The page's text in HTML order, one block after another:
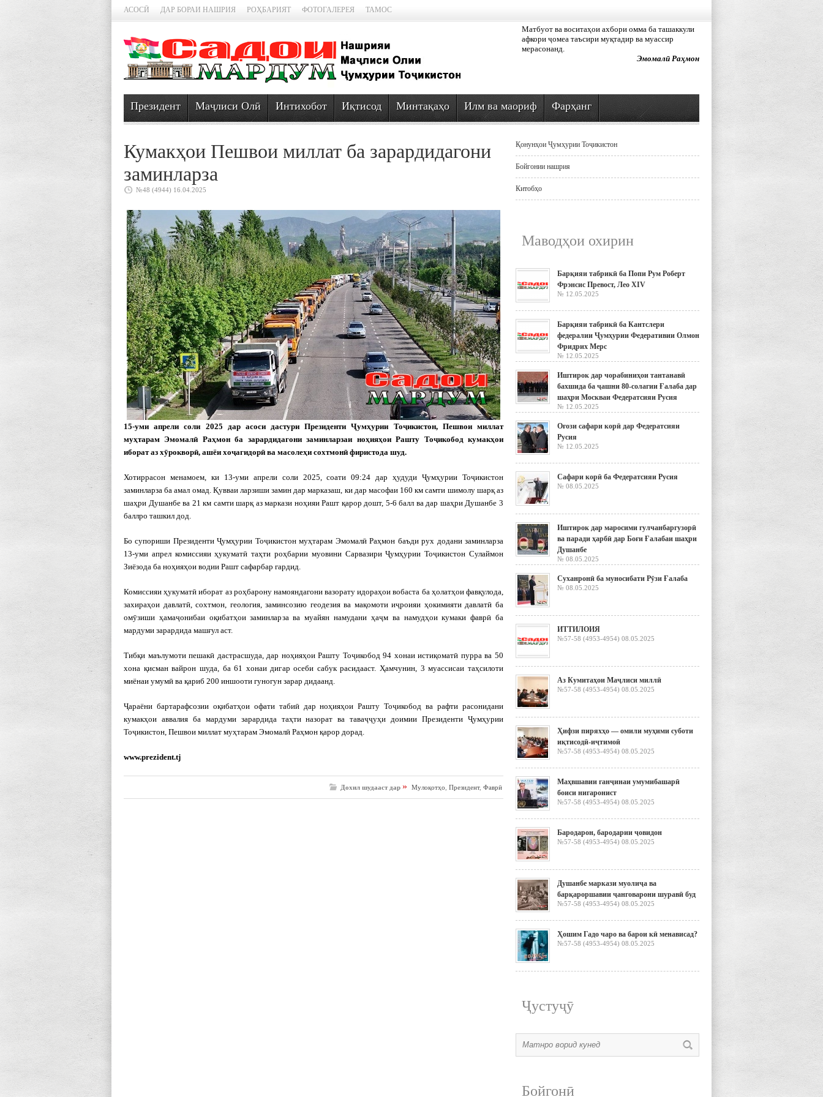
АСОСӢ ДАР БОРАИ НАШРИЯ РОҲБАРИЯТ ФОТОГАЛЕРЕЯ ТАМОС
Матбуот ва воситаҳои ахбори омма ба ташаккули
афкори ҷомеа таъсири муқтадир ва муассир
мерасонанд.
Эмомалӣ Раҳмон
Президент Маҷлиси Олӣ Интихобот Иқтисод Минтақаҳо Илм ва маориф Фарҳанг
Кумакҳои Пешвои миллат ба зарардидагони
заминларза
№48 (4944) 16.04.2025
15-уми апрели соли 2025 дар асоси дас­тури Президенти Ҷумҳурии Тоҷикистон, Пешвои миллат
муҳтарам Эмомалӣ Раҳмон ба зарардидагони заминларзаи ноҳияҳои Рашту Тоҷикобод кумакҳои
иборат аз хӯрокворӣ, ашёи хоҷагидорӣ ва масолеҳи сохтмонӣ фиристода шуд.
Хотиррасон менамоем, ки 13-уми апрели соли 2025, соати 09:24 дар ҳудуди Ҷумҳурии Тоҷикистон
заминларза ба амал омад. Қувваи ларзиши замин дар марказаш, ки дар масофаи 160 км самти шимолу шарқ аз
шаҳри Душанбе ва 21 км самти шарқ аз маркази ноҳияи Рашт қарор дошт, 5-6 балл ва дар шаҳри Душанбе 3
баллро ташкил дод.
Бо супориши Президенти Ҷумҳурии Тоҷикистон муҳтарам Эмомалӣ Раҳмон баъди рух додани заминларза
13-уми апрел комиссияи ҳукуматӣ таҳти роҳбарии муовини Сарвазири Ҷумҳурии Тоҷикистон Сулаймон
Зиёзода ба ноҳияҳои водии Рашт сафарбар гардид.
Комиссияи ҳукуматӣ иборат аз роҳбарону намояндагони вазорату идораҳои вобаста ба ҳолатҳои фавқулода,
захираҳои давлатӣ, сохтмон, геология, заминсозию геодезия ва мақомоти иҷроияи ҳокимияти давлатӣ ба
омӯзиши ҳамаҷонибаи оқибатҳои заминларза ва муайян намудани ҳаҷм ва намудҳои кумаки фаврӣ ба
мардуми зарардида машғул аст.
Тибқи маълумоти пешакӣ дастрасшуда, дар ноҳияҳои Рашту Тоҷикобод 94 хонаи истиқоматӣ пурра ва 50
хона қисман вайрон шуда, ба 61 хонаи дигар осеби сабук расидааст. Ҳамчунин, 3 муассисаи таҳсилоти
миёнаи умумӣ ва қариб 200 иншооти гуногун зарар дидаанд.
Ҷараёни бартарафсозии оқибатҳои офати табиӣ дар ноҳияҳои Рашту Тоҷикобод ва рафти расонидани
кумакҳои аввалия ба мардуми зарардида таҳти назорат ва таваҷҷуҳи доимии Президенти Ҷумҳурии
Тоҷикистон, Пешвои миллат муҳтарам Эмомалӣ Раҳмон қарор дорад.
www.prezident.tj
Дохил шудааст дар » Мулоқотҳо Президент, Фаврӣ
Қонунҳои Ҷумҳурии Тоҷикистон
Бойгонии нашрия
Китобҳо
Маводҳои охирин
Барқияи табрикӣ ба Попи Рум Роберт
Фрэнсис Превост, Лео XIV
№ 12.05.2025
Барқияи табрикӣ ба Кантслери
федералии Ҷумҳурии Федеративии Олмон
Фридрих Мерс
№ 12.05.2025
Иштирок дар чорабиниҳои тантанавӣ
бахшида ба ҷашни 80-солагии Ғалаба дар
шаҳри Москваи Федератсияи Русия
№ 12.05.2025
Оғози сафари корӣ дар Федератсияи
Русия
№ 12.05.2025
Сафари корӣ ба Федератсияи Русия
№ 08.05.2025
Иштирок дар маросими гулчанбаргузорӣ
ва паради ҳарбӣ дар Боғи Ғалабаи шаҳри
Душанбе
№ 08.05.2025
Суханронӣ ба муносибати Рӯзи Ғалаба
№ 08.05.2025
ИТТИЛОИЯ
№57-58 (4953-4954) 08.05.2025
Аз Кумитаҳои Маҷлиси миллӣ
№57-58 (4953-4954) 08.05.2025
Ҳифзи пиряхҳо — омили муҳими суботи
иқтисодӣ-иҷтимоӣ
№57-58 (4953-4954) 08.05.2025
Маҳвшавии ганҷинаи умумибашарӣ
боиси нигаронист
№57-58 (4953-4954) 08.05.2025
Бародарон, бародарии ҷовидон
№57-58 (4953-4954) 08.05.2025
Душанбе маркази муолиҷа ва
барқароршавии ҷанговарони шуравӣ буд
№57-58 (4953-4954) 08.05.2025
Ҳошим Гадо чаро ва барои кӣ менависад?
№57-58 (4953-4954) 08.05.2025
Ҷустуҷӯ
Бойгонӣ